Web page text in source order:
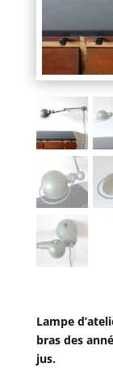
Lampe
bras des
jus.